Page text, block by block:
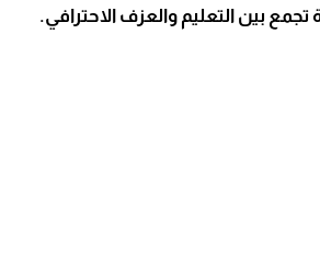
بين التعليم والعزف الاحترافي.